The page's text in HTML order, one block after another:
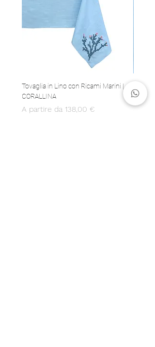
Tovaglia in Lino con Ricami Marini |
CORALLINA
A partire da 138,00 €
Prezzo scontato
Marini |
Prezzo
80,00